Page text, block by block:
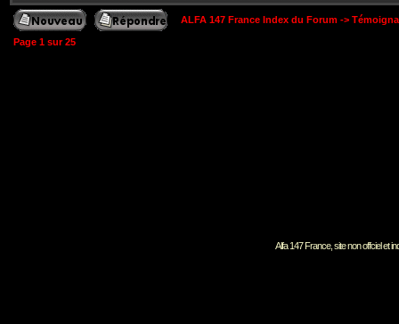
ALFA 147 France Index du Forum ->
Page 1 sur25
Alfa 147 France, site non offciel et